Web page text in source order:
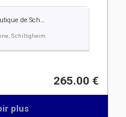
de Schiltigheim
Schiltigheim
265.00 €
plus